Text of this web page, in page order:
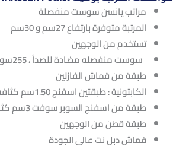
بناءً على
تقييم عميل
واحد
مراتب يانسن سوست منفصلة
المرتبة متوفرة بارتفاع 27سم و 30سم
تستخدم من الوجهين
سوست منفصله مضادة للصدأ ، 255سوستة فى المتر المربع
طبقة من قماش الفازلين
الكابتونية : طبقتين اسفنج 1.50سم كثافة 20 + فيبر 200 جرام
طبقة من اسفنج السوبر سوفت 3سم كثافة 30 من كل وجه
طبقة قطن من الوجهين
قماش دبل نت عالى الجودة